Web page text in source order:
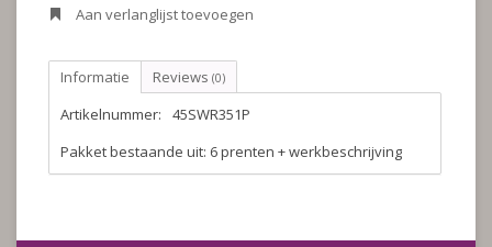
Aan verlanglijst toevoegen
Informatie Reviews (0)
Artikelnummer:
45SWR351P
Pakket bestaande uit: 6 prenten + werkbeschrijving